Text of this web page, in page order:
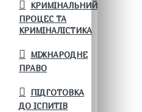
КРИМІНАЛЬНИЙ
ПРОЦЕС ТА
КРИМІНАЛІСТИКА
МІЖНАРОДНЕ
ПРАВО
ПІДГОТОВКА
ДО ІСПИТІВ